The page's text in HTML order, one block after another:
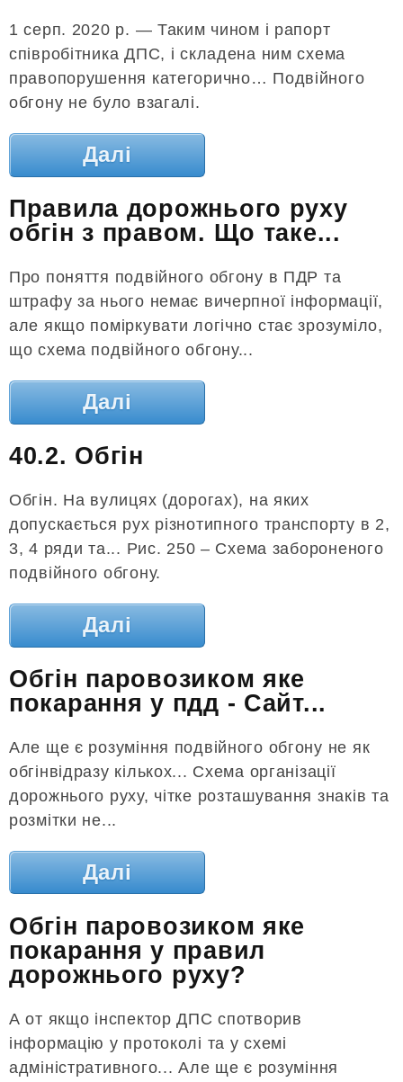
1 серп. 2020 р. — Таким чином і рапорт
співробітника ДПС, і складена ним схема
правопорушення категорично… Подвійного
обгону не було взагалі.
Далі
Правила дорожнього руху
обгін з правом. Що таке...
Про поняття подвійного обгону в ПДР та
штрафу за нього немає вичерпної інформації,
але якщо поміркувати логічно стає зрозуміло,
що схема подвійного обгону...
Далі
40.2. Обгін
Обгін. На вулицях (дорогах), на яких
допускається рух різнотипного транспорту в 2,
3, 4 ряди та... Рис. 250 – Схема забороненого
подвійного обгону.
Далі
Обгін паровозиком яке
покарання у пдд - Сайт...
Але ще є розуміння подвійного обгону не як
обгінвідразу кількох... Схема організації
дорожнього руху, чітке розташування знаків та
розмітки не...
Далі
Обгін паровозиком яке
покарання у правил
дорожнього руху?
А от якщо інспектор ДПС спотворив
інформацію у протоколі та у схемі
адміністративного... Але ще є розуміння